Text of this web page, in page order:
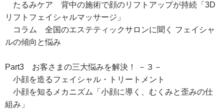
たるみケア 背中の施術で顔のリフトアップが持続「3D
リフトフェイシャルマッサージ」
コラム 全国のエステティックサロンに聞く フェイシャ
ルの傾向と悩み
Part3 お客さまの三大悩みを解決！ －３－
小顔を造るフェイシャル・トリートメント
小顔を知るメカニズム「小顔に導く、むくみと歪みの仕
組み」